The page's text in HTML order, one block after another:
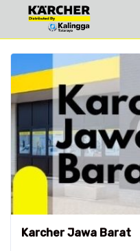
Karcher Jawa Barat